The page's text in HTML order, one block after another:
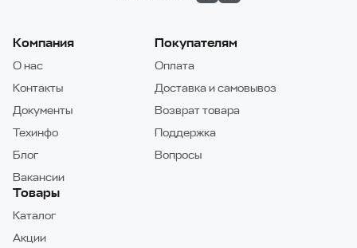
Компания
О нас
Контакты
Документы
Техинфо
Блог
Вакансии
Покупателям
Оплата
Доставка и самовывоз
Возврат товара
Поддержка
Вопросы
Товары
Каталог
Акции